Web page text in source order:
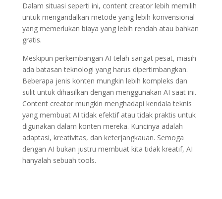
Dalam situasi seperti ini, content creator lebih memilih
untuk mengandalkan metode yang lebih konvensional
yang memerlukan biaya yang lebih rendah atau bahkan
gratis.
Meskipun perkembangan AI telah sangat pesat, masih
ada batasan teknologi yang harus dipertimbangkan.
Beberapa jenis konten mungkin lebih kompleks dan
sulit untuk dihasilkan dengan menggunakan AI saat ini.
Content creator mungkin menghadapi kendala teknis
yang membuat AI tidak efektif atau tidak praktis untuk
digunakan dalam konten mereka. Kuncinya adalah
adaptasi, kreativitas, dan keterjangkauan. Semoga
dengan AI bukan justru membuat kita tidak kreatif, AI
hanyalah sebuah tools.